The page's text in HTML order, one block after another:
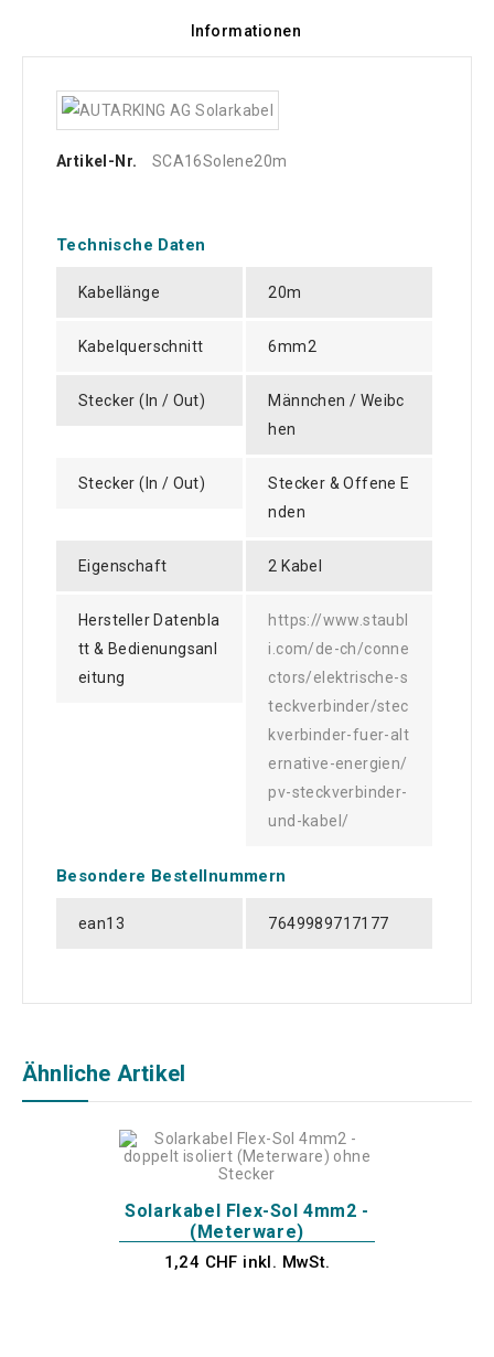
Informationen
Artikel-Nr. SCA16Solene20m
Technische Daten
Kabellänge 20m
Kabelquerschnitt 6mm2
Stecker (In / Out)
Männchen / Weibc
hen
Stecker (In / Out)
Stecker & Offene E
nden
Eigenschaft 2 Kabel
Hersteller Datenbla
tt & Bedienungsanl
eitung
https://www.staubl
i.com/de-ch/conne
ctors/elektrische-s
teckverbinder/stec
kverbinder-fuer-alt
ernative-energien/
pv-steckverbinder-
und-kabel/
Besondere Bestellnummern
ean13 7649989717177
Ähnliche Artikel
Solarkabel Flex-Sol 4mm2 -
(Meterware)
1,24 CHF inkl. MwSt.